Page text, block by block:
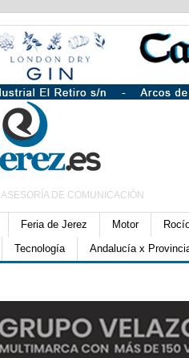
ASESORÍA DE COMUNICACIÓN
Feria de Jerez Motor
Tecnología Andalucía x